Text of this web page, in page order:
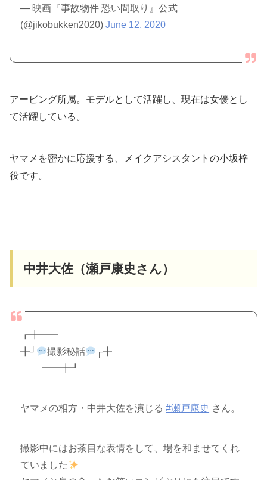
— 映画『事故物件 恐い間取り』公式
(@jikobukken2020)June 12, 2020
アービング所属。モデルとして活躍し、現在は女優とし
て活躍している。
ヤマメを密かに応援する、メイクアシスタントの小坂梓
役です。
中井大佐（瀬戸康史さん）
┏┿━━
╂┘
撮影秘話
┌╂
━━┿┛
ヤマメの相方・中井大佐を演じる#瀬戸康史 さん。
撮影中にはお茶目な表情をして、場を和ませてくれ
ていました